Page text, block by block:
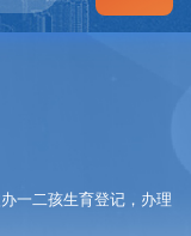
一二孩生育登记，办理